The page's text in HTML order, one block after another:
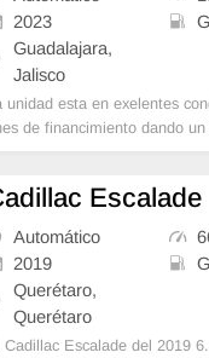
2023
Guadalajara,
Jalisco
unidad esta en exelentes
de financimiento dando
hasta 48 meses
Escalade
Automático
2019
Querétaro,
Querétaro
Cadillac Escalade del 2019